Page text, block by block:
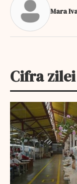
Mara
Cifra zilei